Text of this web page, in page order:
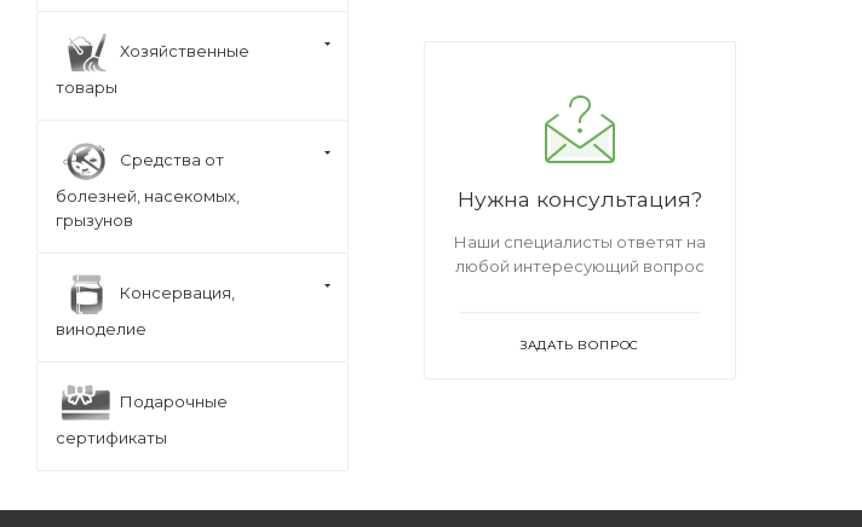
Нужна консультация?
Наши специалисты ответят на
любой интересующий вопрос
ЗАДАТЬ ВОПРОС
Хозяйственные
товары
Средства от
болезней, насекомых,
грызунов
Консервация,
виноделие
Подарочные
сертификаты